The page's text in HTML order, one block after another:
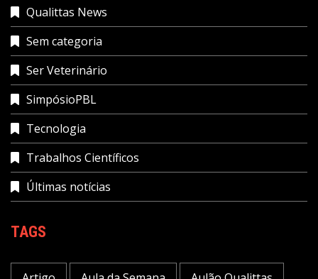
Qualittas News
Sem categoria
Ser Veterinário
SimpósioPBL
Tecnologia
Trabalhos Científicos
Últimas notícias
TAGS